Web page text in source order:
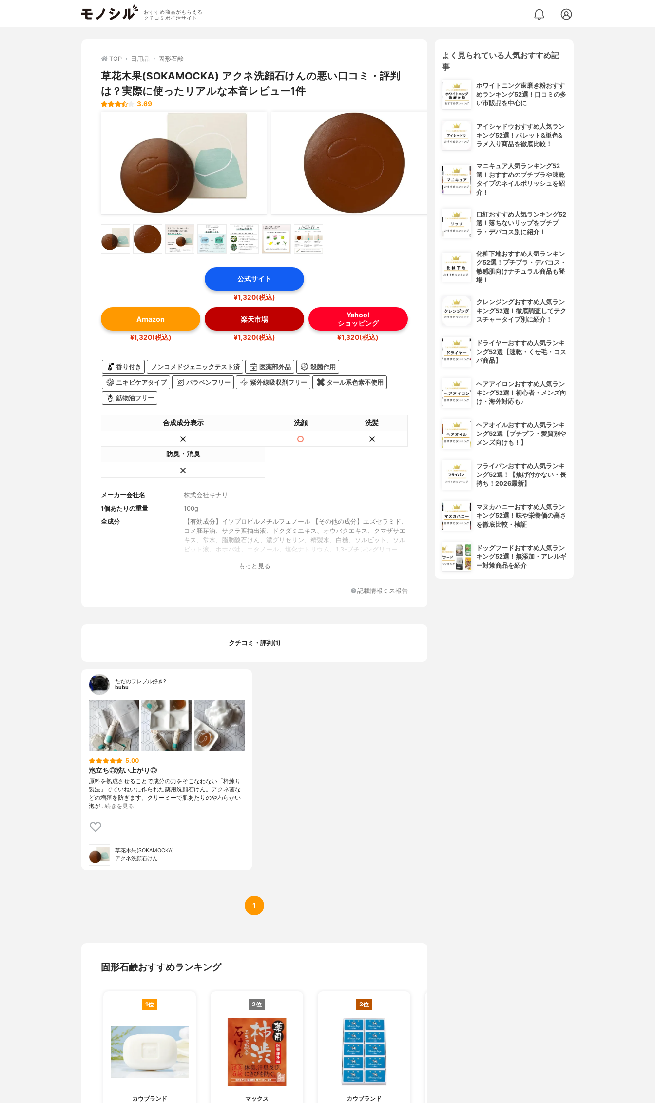
おすすめ商品がもらえる
クチコミポイ活サイト
TOP 日用品 固形石鹸
草花木果(SOKAMOCKA) アクネ洗顔石けんの悪い口コミ・評判
は？実際に使ったリアルな本音レビュー1件
3.69
公式サイト
¥1,320(税込)
Amazon
¥1,320(税込)
楽天市場
¥1,320(税込)
Yahoo!
ショッピング
¥1,320(税込)
香り付き ノンコメドジェニックテスト済 医薬部外品 殺菌作用
ニキビケアタイプ パラベンフリー 紫外線吸収剤フリー タール系色素不使用
鉱物油フリー
合成成分表示 洗顔 洗髪
防臭・消臭
メーカー会社名
株式会社キナリ
1個あたりの重量
100g
全成分
【有効成分】イソプロピルメチルフェノール 【その他の成分】ユズセラミド、
コメ胚芽油、サクラ葉抽出液、ドクダミエキス、オウバクエキス、クマザサエ
キス、常水、脂肪酸石けん、濃グリセリン、精製水、白糖、ソルビット、ソル
ビット液、ホホバ油、エタノール、塩化ナトリウム、1,3-ブチレングリコー
重合体液、フェノキシエタノール、銅クロロフィリンナトリウム、カラメル、
もっと見る
記載情報ミス報告
クチコミ・評判(1)
ただのフレブル好き?
bubu
5.00
泡立ち◎洗い上がり◎
原料を熟成させることで成分の力をそこなわない「枠練り
製法」でていねいに作られた薬用洗顔石けん。アクネ菌な
どの増殖を防ぎます。クリーミーで肌あたりのやわらかい
泡が…続きを見る
草花木果(SOKAMOCKA)
アクネ洗顔石けん
1
固形石鹸おすすめランキング
1位
カウブランド
2位
マックス
3位
カウブランド
よく見られている人気おすすめ記
事
ホワイトニング歯磨き粉おすす
めランキング52選！口コミの多
い市販品を中心に
アイシャドウおすすめ人気ラン
キング52選！パレット&単色&
ラメ入り商品を徹底比較！
マニキュア人気ランキング52
選！おすすめのプチプラや速乾
タイプのネイルポリッシュを紹
介！
口紅おすすめ人気ランキング52
選！落ちないリップをプチプ
ラ・デパコス別に紹介！
化粧下地おすすめ人気ランキン
グ52選！プチプラ・デパコス・
敏感肌向けナチュラル商品も登
場！
クレンジングおすすめ人気ラン
キング52選！徹底調査してテク
スチャータイプ別に紹介！
ドライヤーおすすめ人気ランキ
ング52選【速乾・くせ毛・コス
パ商品】
ヘアアイロンおすすめ人気ラン
キング52選！初心者・メンズ向
け・海外対応も♪
ヘアオイルおすすめ人気ランキ
ング52選【プチプラ・髪質別や
メンズ向けも！】
フライパンおすすめ人気ランキ
ング52選！【焦げ付かない・長
持ち！2026最新】
マヌカハニーおすすめ人気ラン
キング52選！味や栄養価の高さ
を徹底比較・検証
ドッグフードおすすめ人気ラン
キング52選！無添加・アレルギ
ー対策商品を紹介